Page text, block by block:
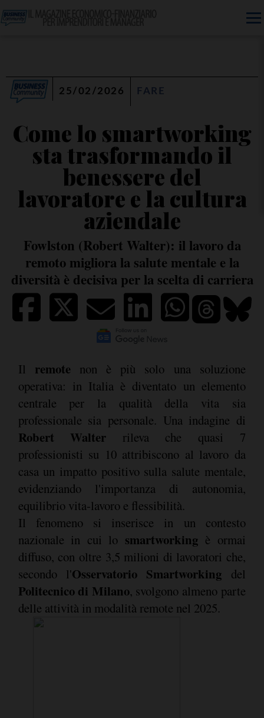
25/02/2026 FARE
Come lo smartworking
sta trasformando il
benessere del
lavoratore e la cultura
aziendale
Fowlston (Robert Walter): il lavoro da
remoto migliora la salute mentale e la
diversità è decisiva per la scelta di carriera
Il remote non è più solo una soluzione
operativa: in Italia è diventato un elemento
centrale per la qualità della vita sia
professionale sia personale. Una indagine di
Robert Walterrileva che quasi 7
professionisti su 10 attribiscono al lavoro da
casa un impatto positivo sulla salute mentale,
evidenziando l'importanza di autonomia,
equilibrio vita-lavoro e flessibilità.
Il fenomeno si inserisce in un contesto
nazionale in cui lo smartworkingè ormai
diffuso, con oltre 3,5 milioni di lavoratori che,
secondo l'Osservatorio Smartworkingdel
Politecnico di Milano, svolgono almeno parte
delle attività in modalità remote nel 2025.